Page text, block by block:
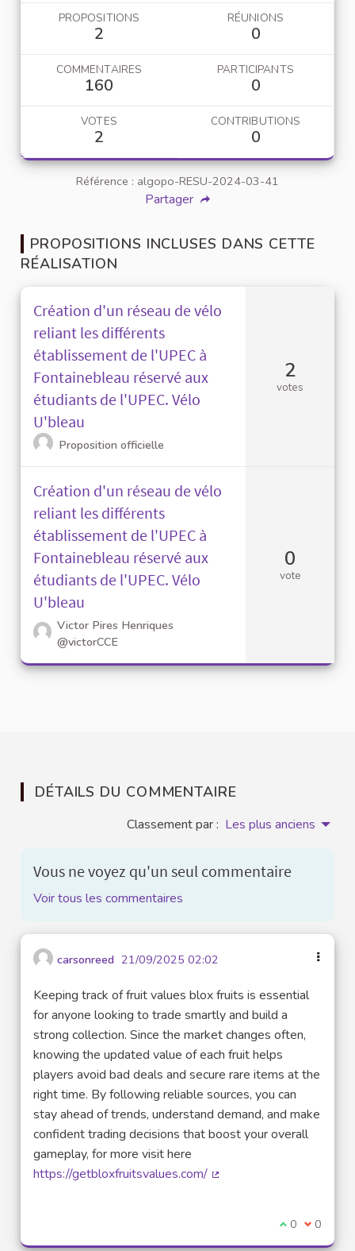
PROPOSITIONS
2
RÉUNIONS
0
COMMENTAIRES
160
PARTICIPANTS
0
VOTES
2
CONTRIBUTIONS
0
Référence : algopo-RESU-2024-03-41
Partager
PROPOSITIONS INCLUSES DANS CETTE
RÉALISATION
Création d'un réseau de vélo
reliant les différents
établissement de l'UPEC à
Fontainebleau réservé aux
étudiants de l'UPEC. Vélo
U'bleau
Proposition officielle
2
votes
Création d'un réseau de vélo
reliant les différents
établissement de l'UPEC à
Fontainebleau réservé aux
étudiants de l'UPEC. Vélo
U'bleau
Victor Pires Henriques
@victorCCE
0
vote
DÉTAILS DU COMMENTAIRE
Classement par : Les plus anciens
Vous ne voyez qu'un seul commentaire
Voir tous les commentaires
carsonreed 21/09/2025 02:02
Keeping track of fruit values blox fruits is essential
for anyone looking to trade smartly and build a
strong collection. Since the market changes often,
knowing the updated value of each fruit helps
players avoid bad deals and secure rare items at the
right time. By following reliable sources, you can
stay ahead of trends, understand demand, and make
confident trading decisions that boost your overall
gameplay, for more visit here
https://getbloxfruitsvalues.com/
Je suis
0 Je ne
0